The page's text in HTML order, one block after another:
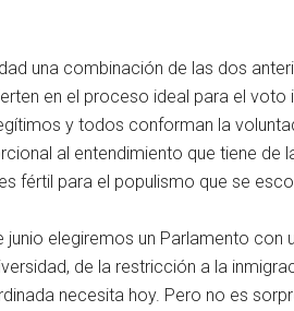
una combinación de las dos
en el proceso ideal para el
y todos conforman la
al entendimiento que tiene de
fértil para el populismo que se
elegiremos un Parlamento
de la restricción a la
necesita hoy. Pero no es